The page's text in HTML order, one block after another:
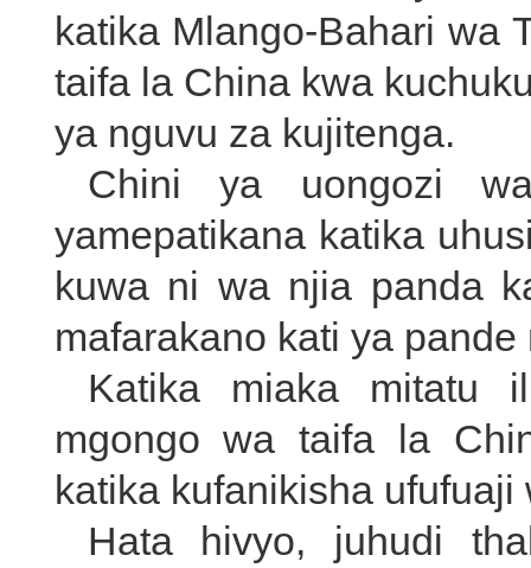
katika Mlango-Bahari wa
taifa la China kwa
ya nguvu za kujitenga.
Chini ya uongozi
yamepatikana katika
kuwa ni wa njia panda
mafarakano kati ya
Katika miaka mitatu
mgongo wa taifa la
katika kufanikisha
Hata hivyo, juhudi